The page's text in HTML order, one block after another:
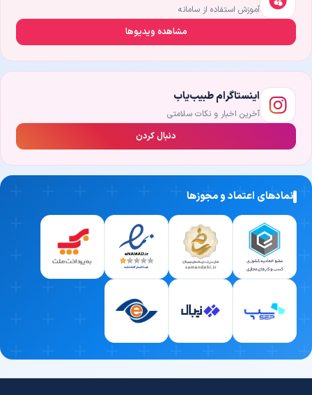
آموزش استفاده از سامانه
مشاهده ویدیوها
اینستاگرام طبیب‌یاب
آخرین اخبار و نکات سلامتی
دنبال کردن
نمادهای اعتماد و مجوزها